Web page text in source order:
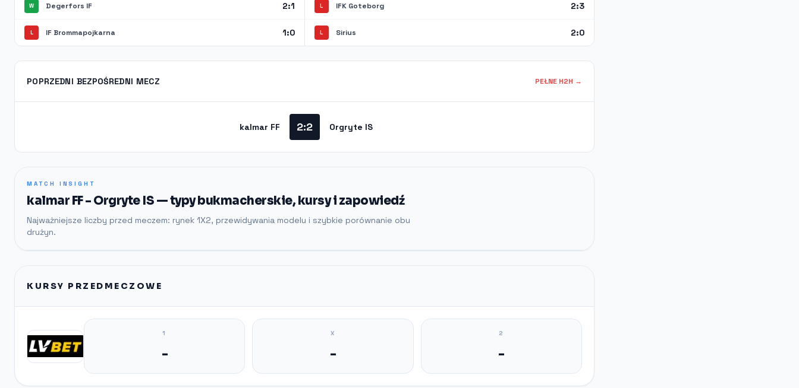
W Degerfors IF 2:1
L IF Brommapojkarna 1:0
L IFK Goteborg 2:3
L Sirius 2:0
POPRZEDNI BEZPOŚREDNI MECZ PEŁNE H2H →
kalmar FF 2:2 Orgryte IS
MATCH INSIGHT
kalmar FF - Orgryte IS — typy bukmacherskie, kursy i zapowiedź
Najważniejsze liczby przed meczem: rynek 1X2, przewidywania modelu i szybkie porównanie obu
drużyn.
KURSY PRZEDMECZOWE
1
-
X
-
2
-